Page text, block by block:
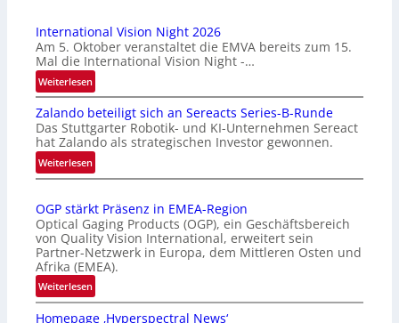
International Vision Night 2026
Am 5. Oktober veranstaltet die EMVA bereits zum 15.
Mal die International Vision Night -…
Weiterlesen:
I
n
t
e
r
n
t
i
o
n
l
V
Zalando beteiligt sich an Sereacts Series-B-Runde
Das Stuttgarter Robotik- und KI-Unternehmen Sereact
hat Zalando als strategischen Investor gewonnen.
Weiterlesen:
Z
l
a
n
d
o
b
e
OGP stärkt Präsenz in EMEA-Region
Optical Gaging Products (OGP), ein Geschäftsbereich
von Quality Vision International, erweitert sein
Partner-Netzwerk in Europa, dem Mittleren Osten und
Afrika (EMEA).
Weiterlesen:
O
G
Homepage ‚Hyperspectral News‘